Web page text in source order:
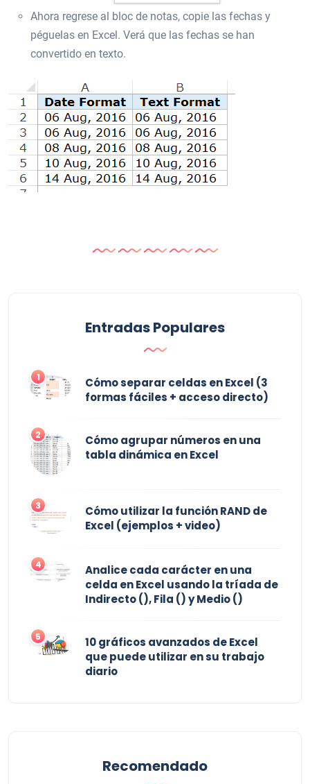
Ahora regrese al bloc de notas, copie las fechas y
péguelas en Excel. Verá que las fechas se han
convertido en texto.
Entradas Populares
1
Cómo separar celdas en Excel (3
formas fáciles + acceso directo)
2
Cómo agrupar números en una
tabla dinámica en Excel
3
Cómo utilizar la función RAND de
Excel (ejemplos + video)
4
Analice cada carácter en una
celda en Excel usando la tríada de
Indirecto (), Fila () y Medio ()
5
10 gráficos avanzados de Excel
que puede utilizar en su trabajo
diario
Recomendado